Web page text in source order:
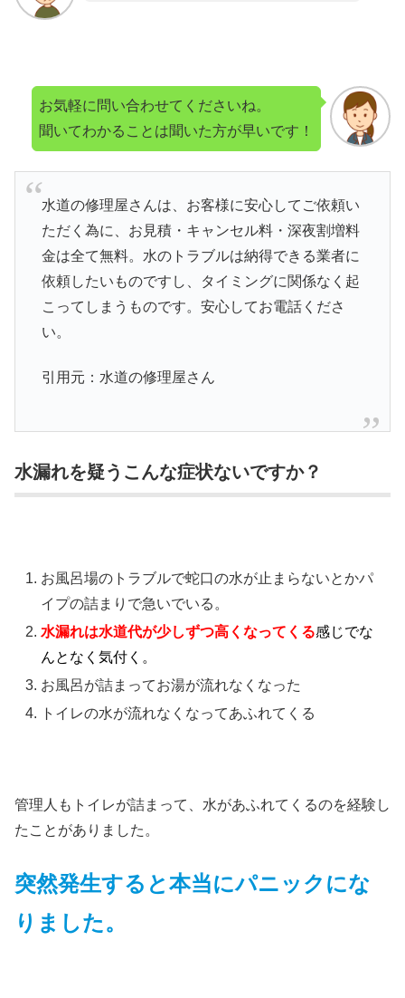
お気軽に問い合わせてくださいね。
聞いてわかることは聞いた方が早いです！
水道の修理屋さんは、お客様に安心してご依頼い
ただく為に、お見積・キャンセル料・深夜割増料
金は全て無料。水のトラブルは納得できる業者に
依頼したいものですし、タイミングに関係なく起
こってしまうものです。安心してお電話くださ
い。
引用元：水道の修理屋さん
水漏れを疑うこんな症状ないですか？
お風呂場のトラブルで蛇口の水が止まらないとかパ
イプの詰まりで急いでいる。
水漏れは水道代が少しずつ高くなってくる感じでな
んとなく気付く。
お風呂が詰まってお湯が流れなくなった
トイレの水が流れなくなってあふれてくる
管理人もトイレが詰まって、水があふれてくるのを経験し
たことがありました。
突然発生すると本当にパニックにな
りました。